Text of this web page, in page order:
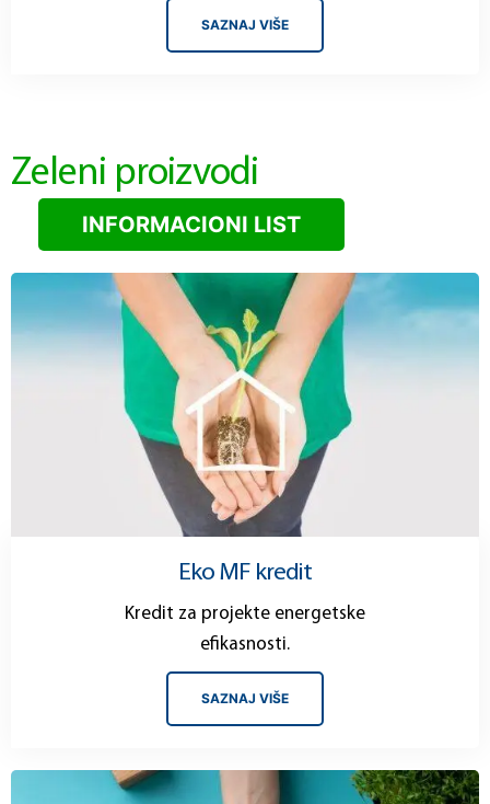
SAZNAJ VIŠE
Zeleni proizvodi
INFORMACIONI LIST
Eko MF kredit
Kredit za projekte energetske
efikasnosti.
SAZNAJ VIŠE